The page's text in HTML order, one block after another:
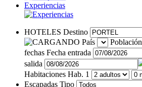
Experiencias
HOTELES Destino
País
Población
fechas Fecha entrada
salida
Habitaciones Hab. 1
Escapadas Tipo